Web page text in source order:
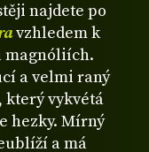
najdete po
vzhledem k
magnóliích.
a velmi raný
který vykvétá
hezky. Mírný
a má